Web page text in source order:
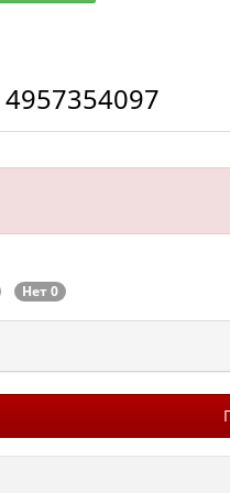
4957354097
Нет 0